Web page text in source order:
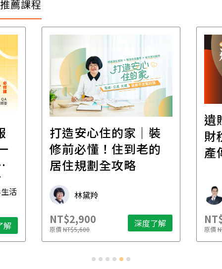
推薦課程
活
解
打造安心住的家｜裝
修前必懂！住到老的
居住規劃全攻略
林黛羚
NT$2,900
原價NT$5,600 深度了解
遺
財
產
原價